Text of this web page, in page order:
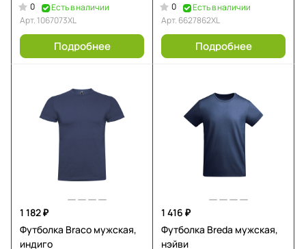
0
Есть в наличии
Арт. 1067073XL
Подробнее
0
Есть в наличии
Арт. 6627862XL
Подробнее
1 182 ₽
Футболка Braco мужская,
индиго
1 416 ₽
Футболка Breda мужская,
нэйви